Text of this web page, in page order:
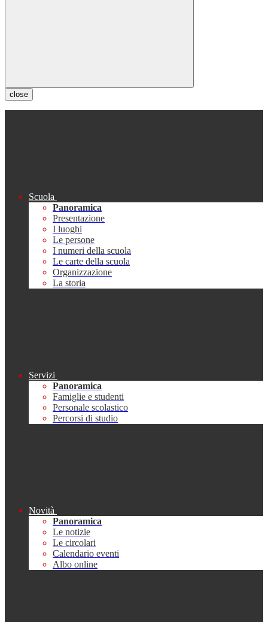
close
Scuola
Panoramica
Presentazione
I luoghi
Le persone
I numeri della scuola
Le carte della scuola
Organizzazione
La storia
Servizi
Panoramica
Famiglie e studenti
Personale scolastico
Percorsi di studio
Novità
Panoramica
Le notizie
Le circolari
Calendario eventi
Albo online